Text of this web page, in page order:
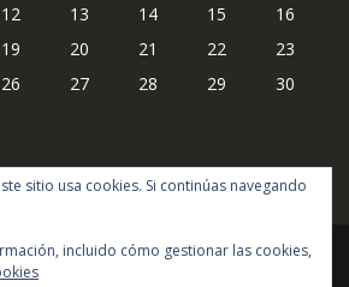
12 13 14 15
16
19 20 21 22
23
26 27 28 29
30
sitio usa cookies. Si continúas navegando
incluido cómo gestionar las cookies,